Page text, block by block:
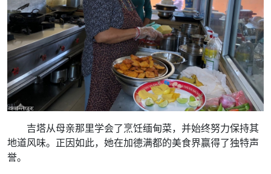
吉塔从母亲那里学会了烹饪缅甸菜，并始终努力保持其
地道风味。正因如此，她在加德满都的美食界赢得了独特声
誉。